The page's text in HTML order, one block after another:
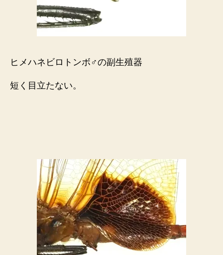
ヒメハネビロトンボ♂の副生殖器
短く目立たない。